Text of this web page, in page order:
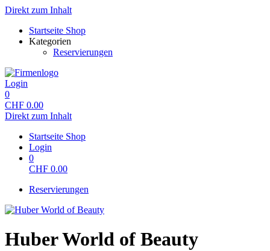
Direkt zum Inhalt
Startseite Shop
Kategorien
Reservierungen
Login
0
CHF 0.00
Direkt zum Inhalt
Startseite Shop
Login
0
CHF 0.00
Reservierungen
Huber World of Beauty